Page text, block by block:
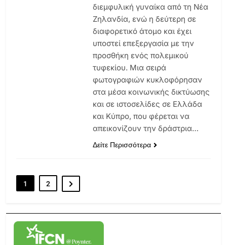
διεμφυλική γυναίκα από τη Νέα
Ζηλανδία, ενώ η δεύτερη σε
διαφορετικό άτομο και έχει
υποστεί επεξεργασία με την
προσθήκη ενός πολεμικού
τυφεκίου. Μια σειρά
φωτογραφιών κυκλοφόρησαν
στα μέσα κοινωνικής δικτύωσης
και σε ιστοσελίδες σε Ελλάδα
και Κύπρο, που φέρεται να
απεικονίζουν την δράστρια…
Δείτε Περισσότερα
1 2